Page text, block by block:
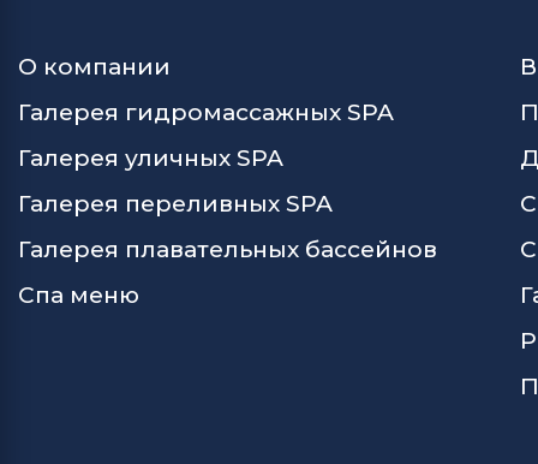
О компании
Галерея гидромассажных SPA
Галерея уличных SPA
Галерея переливных SPA
Галерея плавательных бассейнов
Спа меню